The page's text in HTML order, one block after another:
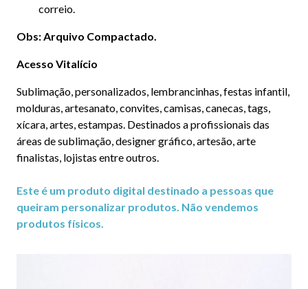
correio.
Obs: Arquivo Compactado.
Acesso Vitalício
Sublimação, personalizados, lembrancinhas, festas infantil,
molduras, artesanato, convites, camisas, canecas, tags,
xícara, artes, estampas. Destinados a profissionais das
áreas de sublimação, designer gráfico, artesão, arte
finalistas, lojistas entre outros.
Este é um produto digital destinado a pessoas que
queiram personalizar produtos. Não vendemos
produtos físicos.